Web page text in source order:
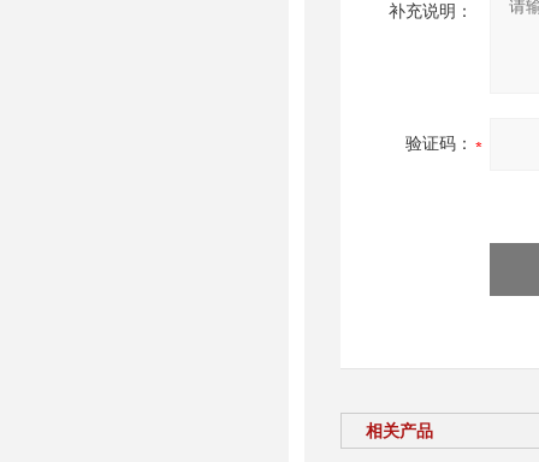
补充说明：
验证码：
相关产品